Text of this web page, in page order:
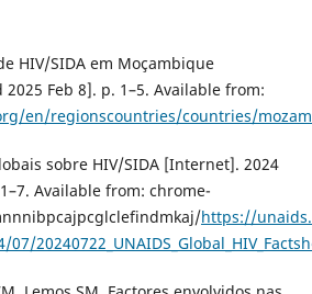
HIV/SIDA em Moçambique
Feb 8]. p. 1–5. Available from:
en/regionscountries/countries/
sobre HIV/SIDA [Internet]. 2024
Available from: chrome-
https://